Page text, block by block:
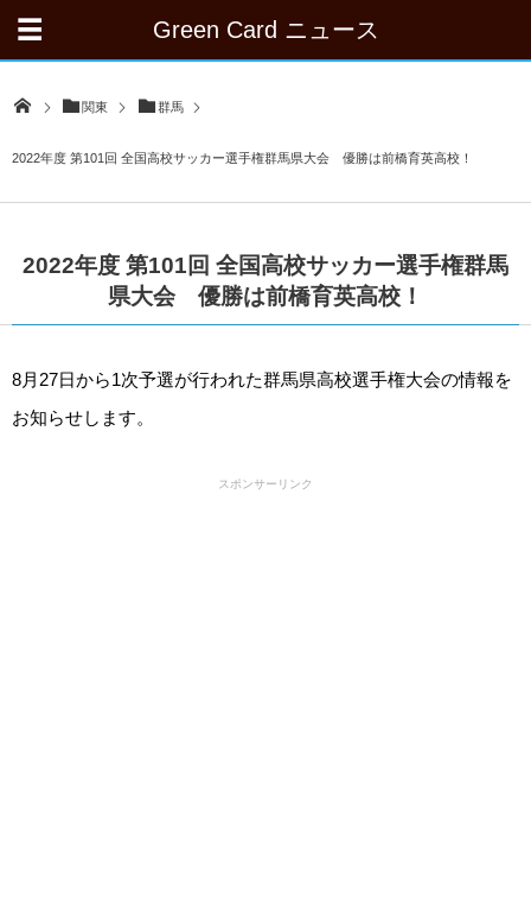
Green Card ニュース
関東 群馬
2022年度 第101回 全国高校サッカー選手権群馬県大会 優勝は前橋育英高校！
2022年度 第101回 全国高校サッカー選手権群馬
県大会 優勝は前橋育英高校！
8月27日から1次予選が行われた群馬県高校選手権大会の情報を
お知らせします。
スポンサーリンク